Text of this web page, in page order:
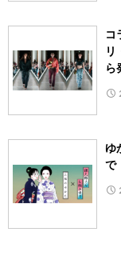
コ
リ
ら
ゆ
で